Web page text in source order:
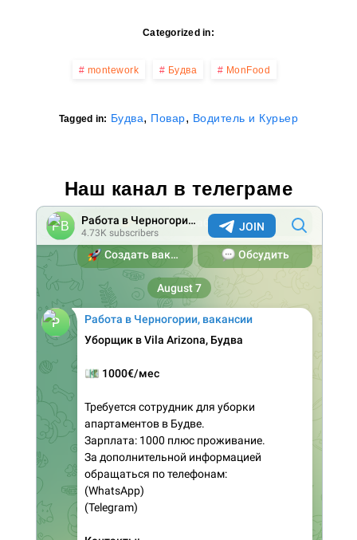
Categorized in:
montework Будва MonFood
Tagged in: Будва, Повар, Водитель и Курьер
Наш канал в телеграме